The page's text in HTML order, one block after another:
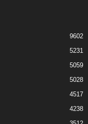
9602
5231
5059
5028
4517
4238